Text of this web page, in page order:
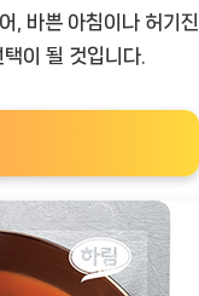
게
즐
는
있
는
한
끼
, 바쁜 아침이나 허기진
이 될 것입니다.